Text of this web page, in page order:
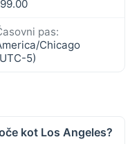
pas:
Chicago
5)
kot Los Angeles?